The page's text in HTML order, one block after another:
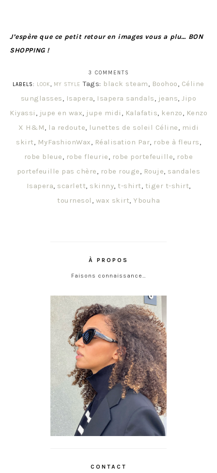
J’espère que ce petit retour en images vous a plu… BON
SHOPPING !
3 COMMENTS
LABELS: LOOK, MY STYLE Tags: black steam, Boohoo, Céline
sunglasses, Isapera, Isapera sandals, jeans,Jipo
Kiyassi , jupe en wax, jupe midi , Kalafatis, kenzo, Kenzo
X H&M, la redoute, lunettes de soleil Céline, midi
skirt, MyFashionWax, Réalisation Par, robe à fleurs,
robe bleue, robe fleurie, robe portefeuille, robe
portefeuille pas chère, robe rouge, Rouje, sandales
Isapera, scarlett, skinny, t-shirt, tiger t-shirt,
tournesol , wax skirt, Ybouha
À PROPOS
Faisons connaissance…
CONTACT